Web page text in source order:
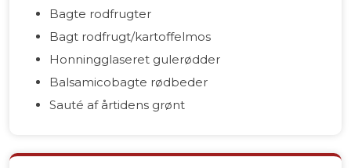
Bagte rodfrugter
Bagt rodfrugt/kartoffelmos
Honningglaseret gulerødder
Balsamicobagte rødbeder
Sauté af årtidens grønt